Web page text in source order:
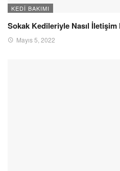
KEDI BAKIMI
Sokak Kedileriyle Nasıl
Mayıs 5, 2022